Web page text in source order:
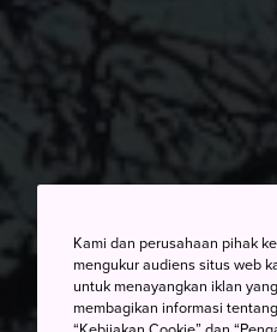
Kami dan perusahaan pihak
mengukur audiens situs web
untuk menayangkan iklan
membagikan informasi